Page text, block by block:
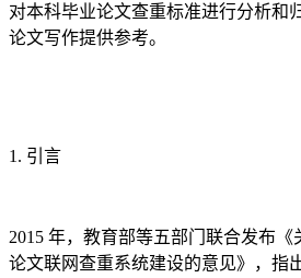
对本科毕业论文查重标准进行分析和
论文写作提供参考。
1. 引言
2015 年，教育部等五部门联合发布《
论文联网查重系统建设的意见》，指